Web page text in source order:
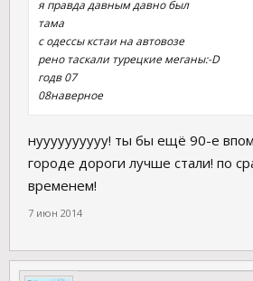
я правда давным давно был
тама
с одессы кстаи на автовозе
рено таскали турецкие меганы:-D
годв 07
08наверное
нуууууууууу! ты бы ещё 90-е
городе дороги лучше стали! по
временем!
7 июн 2014